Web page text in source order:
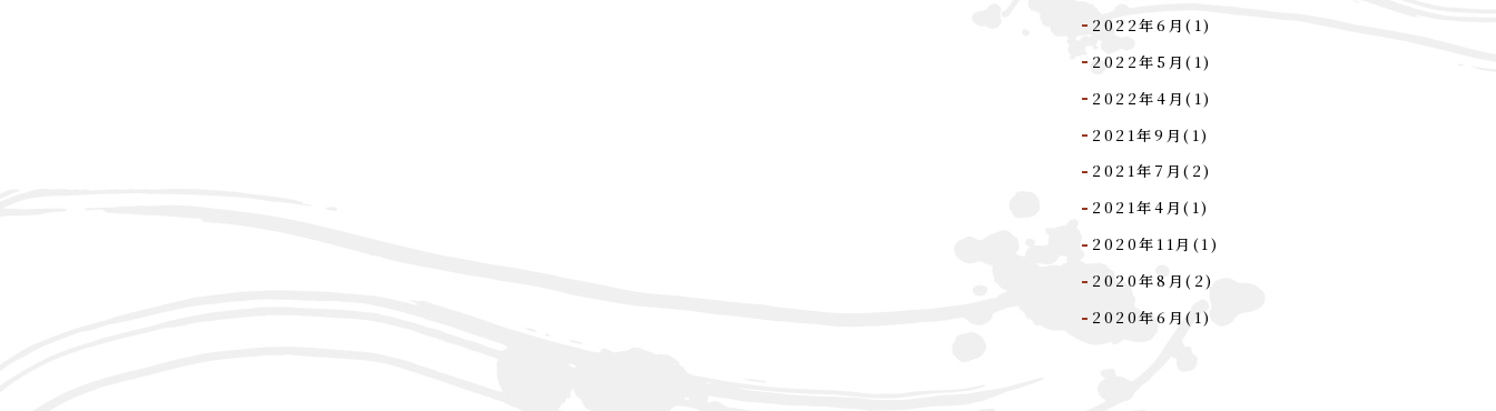
2022年6月(1)
2022年5月(1)
2022年4月(1)
2021年9月(1)
2021年7月(2)
2021年4月(1)
2020年11月(1)
2020年8月(2)
2020年6月(1)